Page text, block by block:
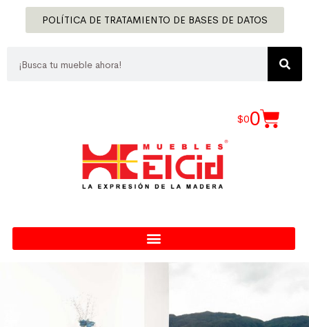
POLÍTICA DE TRATAMIENTO DE BASES DE DATOS
$00